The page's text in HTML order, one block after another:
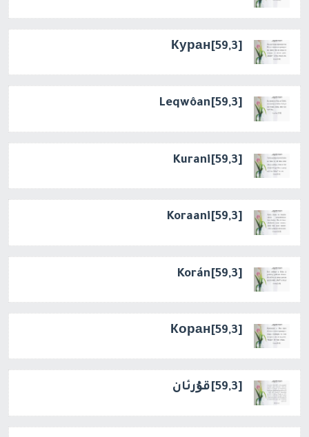
[59,3]Куран
[59,3]Leqwôan
[59,3]Kurani
[59,3]Koraani
[59,3]Korán
[59,3]Коран
[59,3]قۇرئان